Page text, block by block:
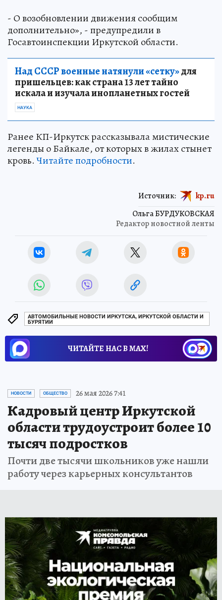
- О возобновлении движения сообщим
дополнительно», - предупредили в
Госавтоинспекции Иркутской области.
Над СССР военные натянули «сетку»для
пришельцев: как страна 13 лет тайно
искала и изучала инопланетных гостей
НАУКА
Ранее КП-Иркутск рассказывала мистические
легенды о Байкале, от которых в жилах стынет
кровь.Читайте подробности.
Ольга БУРДУКОВСКАЯ
Редактор новостной ленты
Источник: kp.ru
АВТОМОБИЛЬНЫЕ НОВОСТИ ИРКУТСКА, ИРКУТСКОЙ ОБЛАСТИ И
БУРЯТИИ
ЧИТАЙТЕ НАС В МАХ!
НОВОСТИ ОБЩЕСТВО 26 мая 2026 7:41
Кадровый центр Иркутской
области трудоустроит более 10
тысяч подростков
Почти две тысячи школьников уже нашли
работу через карьерных консультантов